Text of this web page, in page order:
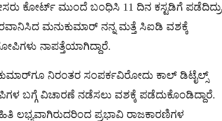
ಕೋರ್ಟ್‌ ಮುಂದೆ ಬಂಧಿಸಿ 11 ದಿನ ಕಸ್ಟಡಿಗೆ ಪಡೆದಿದ್ರು
ಮನುಕುಮಾರ್ ನನ್ನ ಮತ್ತೆ ಸಿಐಡಿ ವಶಕ್ಕೆ
ನಾಪತ್ತೆಯಾಗಿದ್ದಾರೆ.
ನಿರಂತರ ಸಂಪರ್ಕವಿರೋದು ಕಾಲ್ ಡಿಟೈಲ್ಸ್
ಬಗ್ಗೆ ವಿಚಾರಣೆ ನಡೆಸಲು ವಶಕ್ಕೆ ಪಡೆದುಕೊಂಡಿದ್ದಾರೆ.
ಲಭ್ಯವಾಗಿರುದರಿಂದ ಪ್ರಭಾವಿ ರಾಜಕಾರಣಿಗಳ